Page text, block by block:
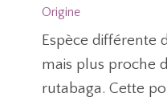
Origine
Espèce différente
mais plus proche
rutabaga. Cette